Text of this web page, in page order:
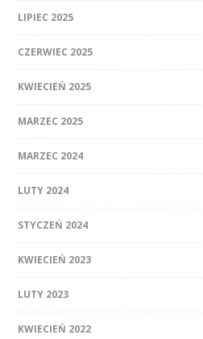
LIPIEC 2025
CZERWIEC 2025
KWIECIEŃ 2025
MARZEC 2025
MARZEC 2024
LUTY 2024
STYCZEŃ 2024
KWIECIEŃ 2023
LUTY 2023
KWIECIEŃ 2022